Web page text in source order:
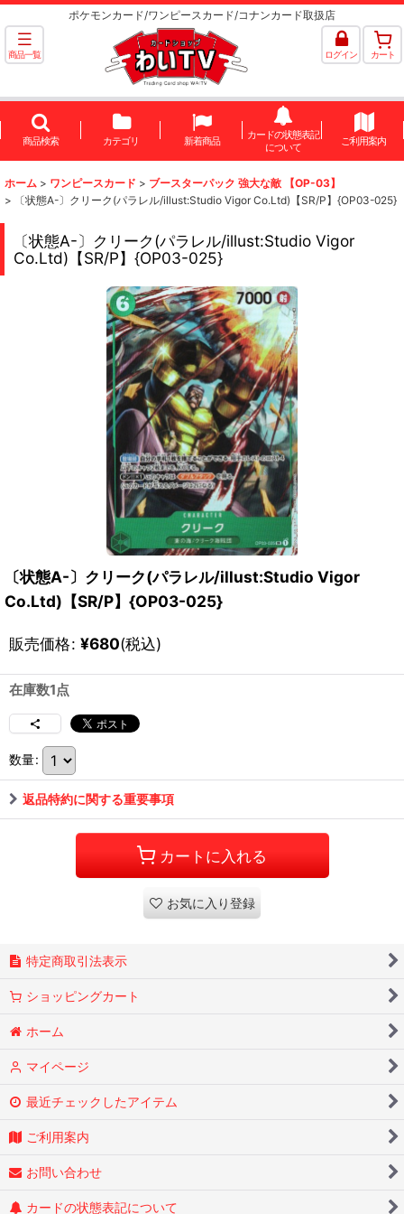
ポケモンカード/ワンピースカード/コナンカード取扱店
商品一覧 ログイン カート
商品検索 カテゴリ 新着商品
カードの状態表記
について
ご利用案内
ホーム > ワンピースカード > ブースターパック 強大な敵 【OP-03】
>
〔状態A-〕クリーク(パラレル/illust:Studio Vigor Co.Ltd)【SR/P】{OP03-025}
〔状態A-〕クリーク(パラレル/illust:Studio Vigor
Co.Ltd)【SR/P】{OP03-025}
〔状態A-〕クリーク(パラレル/illust:Studio Vigor
Co.Ltd)【SR/P】{OP03-025}
販売価格: ¥680(税込)
在庫数1点
数量:
返品特約に関する重要事項
カートに入れる
お気に入り登録
特定商取引法表示
ショッピングカート
ホーム
マイページ
最近チェックしたアイテム
ご利用案内
お問い合わせ
カードの状態表記について